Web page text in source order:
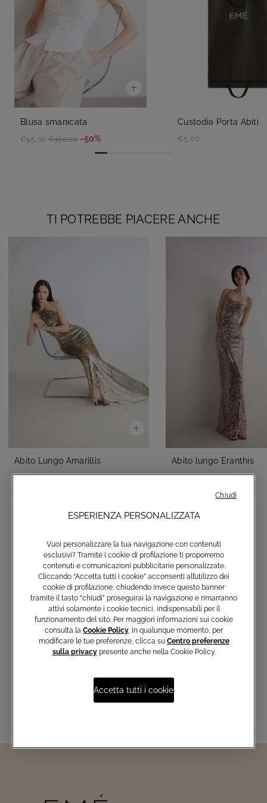
Blusa smanicata
€95,00 €190,00 -50%
Custodia Porta Abiti
€5,00
TI POTREBBE PIACERE ANCHE
Abito Lungo Amarillis Abito lungo Eranthis
Iscriviti e non perderti le nostre
ultime collezioni, i capi esclusivi e
le novità del mondo Atelier Emé
Inserisci email
ESPERIENZA PERSONALIZZATA
Vuoi personalizzare la tua navigazione con contenuti
esclusivi? Tramite i cookie di profilazione ti proporremo
contenuti e comunicazioni pubblicitarie personalizzate.
Cliccando “Accetta tutti i cookie” acconsenti all’utilizzo dei
cookie di profilazione, chiudendo invece questo banner
tramite il tasto “chiudi” proseguirai la navigazione e rimarranno
attivi solamente i cookie tecnici, indispensabili per il
funzionamento del sito. Per maggiori informazioni sui cookie
consulta la Cookie Policy. In qualunque momento, per
modificare le tue preferenze, clicca su Centro preferenze
sulla privacypresente anche nella Cookie Policy.
Accetta tutti i cookie
Chiudi